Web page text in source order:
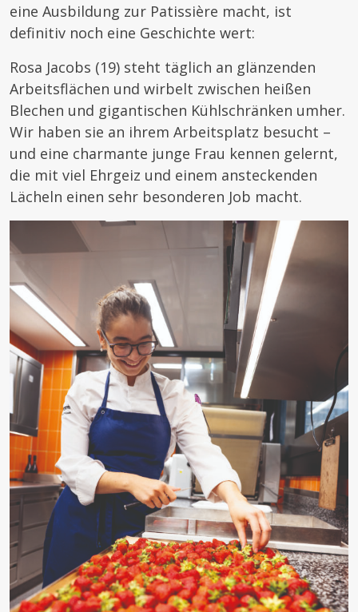
eine Ausbildung zur Patissière macht, ist
definitiv noch eine Geschichte wert:
Rosa Jacobs (19) steht täglich an glänzenden
Arbeitsflächen und wirbelt zwischen heißen
Blechen und gigantischen Kühlschränken umher.
Wir haben sie an ihrem Arbeitsplatz besucht –
und eine charmante junge Frau kennen gelernt,
die mit viel Ehrgeiz und einem ansteckenden
Lächeln einen sehr besonderen Job macht.